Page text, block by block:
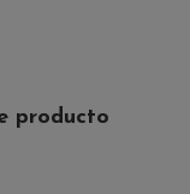
producto